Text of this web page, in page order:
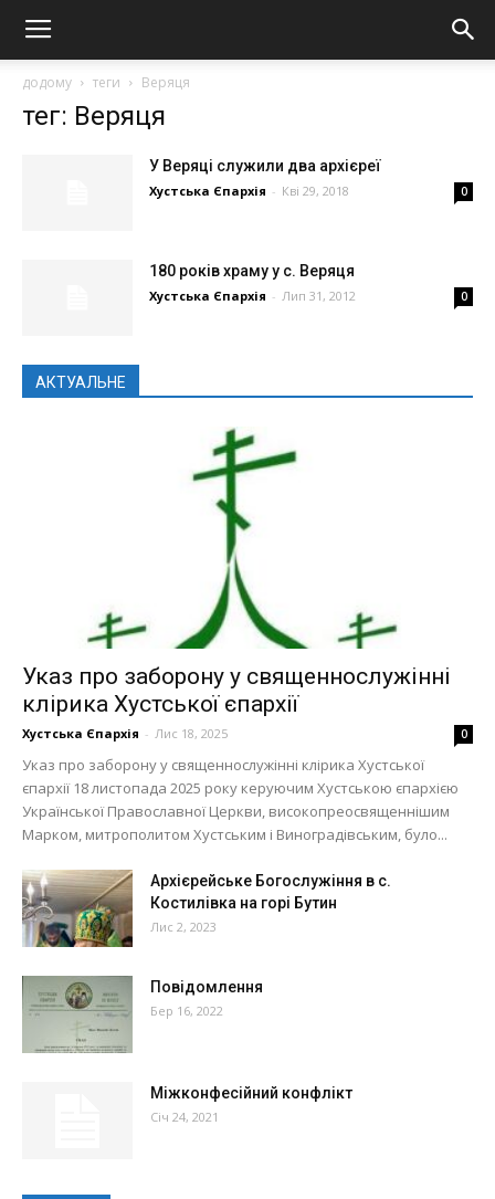
додому теги Веряця
тег: Веряця
У Веряці служили два архієреї
Хустська Єпархія - Кві 29, 2018 0
180 років храму у с. Веряця
Хустська Єпархія - Лип 31, 2012 0
АКТУАЛЬНЕ
Указ про заборону у священнослужінні
клірика Хустської єпархії
Хустська Єпархія - Лис 18, 2025 0
Указ про заборону у священнослужінні клірика Хустської
єпархії 18 листопада 2025 року керуючим Хустською єпархією
Української Православної Церкви, високопреосвященнішим
Марком, митрополитом Хустським і Виноградівським, було...
Архієрейське Богослужіння в с.
Костилівка на горі Бутин
Лис 2, 2023
Повідомлення
Бер 16, 2022
Міжконфесійний конфлікт
Січ 24, 2021